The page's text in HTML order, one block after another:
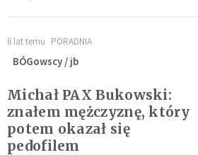
6 lat temu PORADNIA
BÓGowscy / jb
Michał PAX Bukowski:
znałem mężczyznę, który
potem okazał się
pedofilem